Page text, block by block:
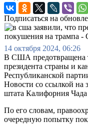
Подписаться на
14 октября 2024, 06:26
В США предотвращена
президента страны и
Республиканской
Новости со ссылкой на
штата Калифорния Чада
По его словам,
очередную попытку